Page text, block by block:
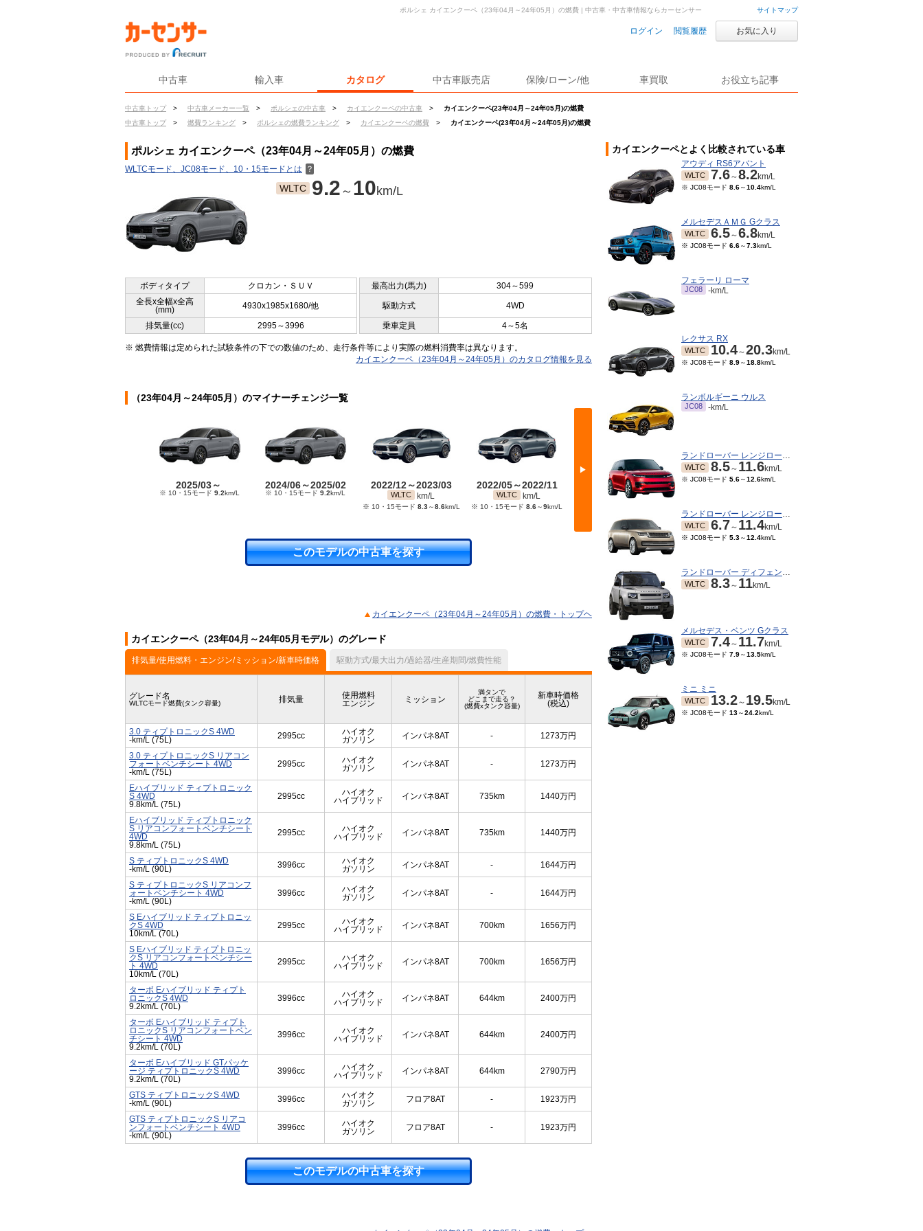
サイトマップ
ログイン 閲覧履歴 お気に入り
中古車 輸入車 カタログ 中古車販売店 保険/ローン/他 車買取 お役立ち記事
中古車トップ > 中古車メーカー一覧 > ポルシェの中古車 > カイエンクーペの中古車 >
カイエンクーペ(23年04月～24年05月)の燃費
中古車トップ
> 燃費ランキング > ポルシェの燃費ランキング > カイエンクーペの燃費 > カイエンクーペ(23年04月～24年05月)の燃費
ポルシェ カイエンクーペ（23年04月～24年05月）の燃費 | 中古車・中古車情報ならカーセンサー
ポルシェ カイエンクーペ（23年04月～24年05月）の燃費
WLTCモード、JC08モード、10・15モードとは ？
WLTC 9.2 ～ 10km/L
ボディタイプ クロカン・ＳＵＶ 最高出力(馬力)
304～599
全長x全幅x全高
(mm)
4930x1985x1680/他 駆動方式 4WD
排気量(cc) 2995～3996 乗車定員 4～5名
※ 燃費情報は定められた試験条件の下での数値のため、走行条件等により実際の燃料消費率は異なります。
カイエンクーペ（23年04月～24年05月）のカタログ情報を見る
（23年04月～24年05月）のマイナーチェンジ一覧
▶
2025/03～
※ 10・15モード 9.2km/L
2024/06～2025/02
※ 10・15モード 9.2km/L
2022/12～2023/03
WLTC km/L
※ 10・15モード 8.3～8.6km/L
2022/05～2022/11
WLTC km/L
※ 10・15モード 8.6～9km/L
2021/09～2022/04
WLTC km/L
2021/04～2021/08
このモデルの中古車を探す
カイエンクーペ（23年04月～24年05月）の燃費・トップヘ
カイエンクーペ（23年04月～24年05月モデル）のグレード
排気量/使用燃料・エンジン/ミッション/新車時価格 駆動方式/最大出力/過給器/生産期間/燃費性能
グレード名
WLTCモード燃費(タンク容量) 排気量
使用燃料
エンジン
ミッション
満タンで
どこまで走る？
(燃費xタンク容量)
新車時価格
(税込)
3.0 ティプトロニックS 4WD
-km/L (75L)
2995cc
ハイオク
ガソリン
インパネ8AT - 1273万円
3.0 ティプトロニックS リアコン
フォートベンチシート 4WD
-km/L (75L)
2995cc
ハイオク
ガソリン
インパネ8AT - 1273万円
Eハイブリッド ティプトロニック
S 4WD
9.8km/L (75L)
2995cc
ハイオク
ハイブリッド
インパネ8AT 735km 1440万円
Eハイブリッド ティプトロニック
S リアコンフォートベンチシート
4WD
9.8km/L (75L)
2995cc
ハイオク
ハイブリッド
インパネ8AT 735km 1440万円
S ティプトロニックS 4WD
-km/L (90L)
3996cc
ハイオク
ガソリン
インパネ8AT - 1644万円
S ティプトロニックS リアコンフ
ォートベンチシート 4WD
-km/L (90L)
3996cc
ハイオク
ガソリン
インパネ8AT - 1644万円
S Eハイブリッド ティプトロニッ
クS 4WD
10km/L (70L)
2995cc
ハイオク
ハイブリッド
インパネ8AT 700km 1656万円
S Eハイブリッド ティプトロニッ
クS リアコンフォートベンチシー
ト 4WD
10km/L (70L)
2995cc
ハイオク
ハイブリッド
インパネ8AT 700km 1656万円
ターボ Eハイブリッド ティプト
ロニックS 4WD
9.2km/L (70L)
3996cc
ハイオク
ハイブリッド
インパネ8AT 644km 2400万円
ターボ Eハイブリッド ティプト
ロニックS リアコンフォートベン
チシート 4WD
9.2km/L (70L)
3996cc
ハイオク
ハイブリッド
インパネ8AT 644km 2400万円
ターボ Eハイブリッド GTパッケ
ージ ティプトロニックS 4WD
9.2km/L (70L)
3996cc
ハイオク
ハイブリッド
インパネ8AT 644km 2790万円
GTS ティプトロニックS 4WD
-km/L (90L)
3996cc
ハイオク
ガソリン
フロア8AT - 1923万円
GTS ティプトロニックS リアコ
ンフォートベンチシート 4WD
-km/L (90L)
3996cc
ハイオク
ガソリン
フロア8AT - 1923万円
このモデルの中古車を探す
カイエンクーペとよく比較されている車
アウディ RS6アバント
WLTC 7.6～8.2km/L
※ JC08モード 8.6～10.4km/L
メルセデスＡＭＧ Gクラス
WLTC 6.5～6.8km/L
※ JC08モード 6.6～7.3km/L
フェラーリ ローマ
JC08 -km/L
レクサス RX
WLTC 10.4～20.3km/L
※ JC08モード 8.9～18.8km/L
ランボルギーニ ウルス
JC08 -km/L
ランドローバー レンジローバースポーツ
WLTC 8.5～ 11.6km/L
※ JC08モード 5.6～12.6km/L
ランドローバー レンジローバー
WLTC 6.7～ 11.4km/L
※ JC08モード 5.3～12.4km/L
ランドローバー ディフェンダー
WLTC 8.3～ 11km/L
メルセデス・ベンツ Gクラス
WLTC 7.4～ 11.7km/L
※ JC08モード 7.9～13.5km/L
ミニ ミニ
WLTC 13.2～ 19.5km/L
※ JC08モード 13～24.2km/L